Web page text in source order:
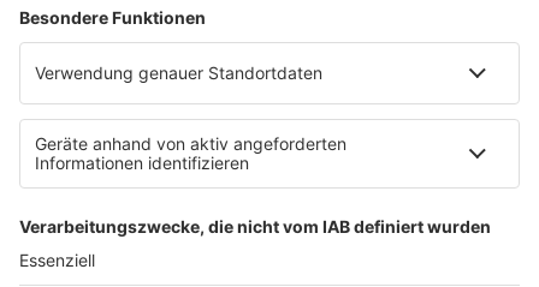
Datenschutzerklärung zur sunshine live App
Impressum
Teilnahmebedingungen
SUNSHINE LIVE 24/7 ELECTRONIC